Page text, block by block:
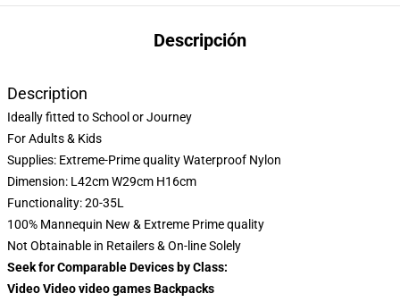
Descripción
Description
Ideally fitted to School or Journey
For Adults & Kids
Supplies: Extreme-Prime quality Waterproof Nylon
Dimension: L42cm W29cm H16cm
Functionality: 20-35L
100% Mannequin New & Extreme Prime quality
Not Obtainable in Retailers & On-line Solely
Seek for Comparable Devices by Class:
Video Video video games Backpacks